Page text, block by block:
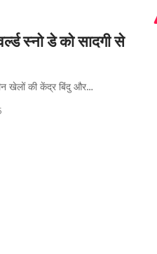
स्नो डे को सादगी से
खेलों की केंद्र बिंदु और…